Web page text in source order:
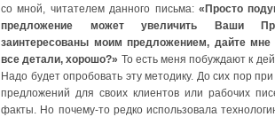
со мной, читателем данного письма: «Просто
предложение может увеличить Ваши
заинтересованы моим предложением, дайте
все детали, хорошо?» То есть меня побуждают к
Надо будет опробовать эту методику. До сих пор
предложений для своих клиентов или рабочих
факты. Но почему-то редко использовала